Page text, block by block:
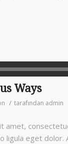
Ways
/ tarafından admin
amet,
ligula eget dolor.